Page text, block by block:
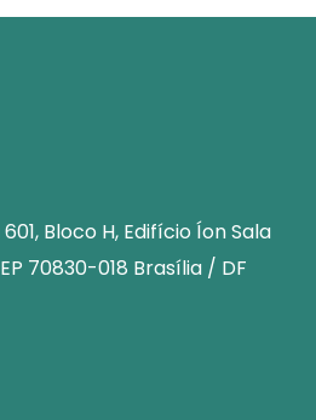
Bloco H, Edifício Íon Sala
70830-018 Brasília / DF